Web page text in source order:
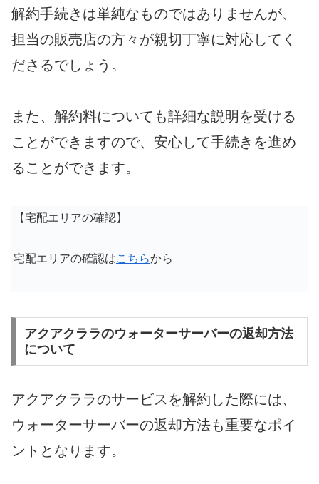
解約手続きは単純なものではありませんが、
担当の販売店の方々が親切丁寧に対応してく
ださるでしょう。
また、解約料についても詳細な説明を受ける
ことができますので、安心して手続きを進め
ることができます。
【宅配エリアの確認】
宅配エリアの確認はこちらから
アクアクララのウォーターサーバーの返却方法
について
アクアクララのサービスを解約した際には、
ウォーターサーバーの返却方法も重要なポイ
ントとなります。